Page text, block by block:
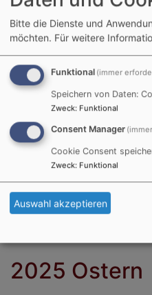
Kinderhaus Thomaskirche
2025 Ostern
Bitte die Dienste und
möchten. Für weitere
Funktional (immer
Speichern von Daten:
Zweck: Funktional
Consent Manager
Cookie Consent
Zweck: Funktional
Auswahl akzeptieren